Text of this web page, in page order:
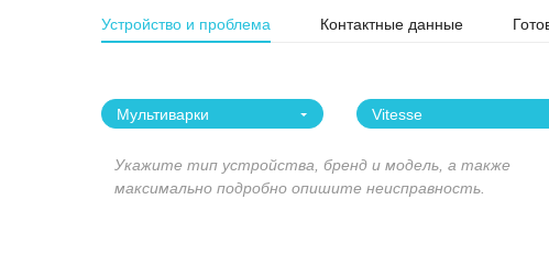
Устройство и проблема Контактные данные
Укажите тип устройства, бренд и модель, а также
максимально подробно опишите неисправность.
Мультиварки Vitesse